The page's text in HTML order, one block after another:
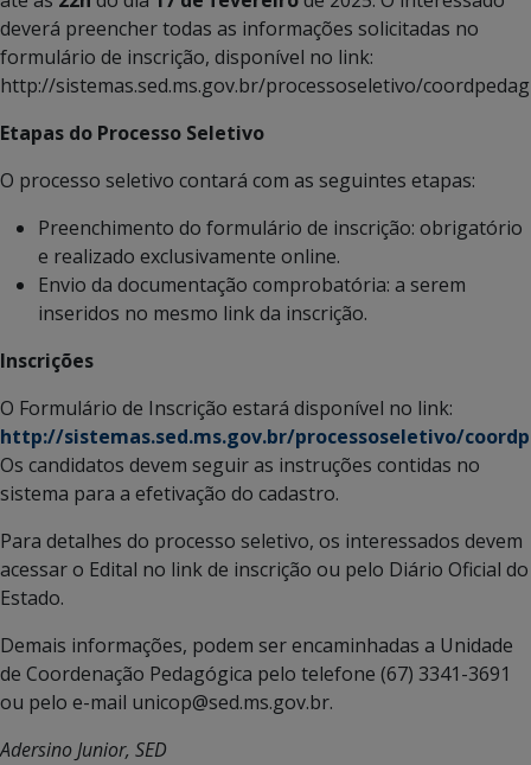
deverá preencher todas as informações solicitadas no
formulário de inscrição, disponível no link:
http://sistemas.sed.ms.gov.br/processoseletivo/
Etapas do Processo Seletivo
O processo seletivo contará com as seguintes etapas:
Preenchimento do formulário de inscrição: obrigatório
e realizado exclusivamente online.
Envio da documentação comprobatória: a serem
inseridos no mesmo link da inscrição.
Inscrições
O Formulário de Inscrição estará disponível no link:
http://sistemas.sed.ms.gov.br/processoseletivo/
Os candidatos devem seguir as instruções contidas no
sistema para a efetivação do cadastro.
Para detalhes do processo seletivo, os interessados devem
acessar o Edital no link de inscrição ou pelo Diário Oficial do
Estado.
Demais informações, podem ser encaminhadas a Unidade
de Coordenação Pedagógica pelo telefone (67) 3341-3691
ou pelo e-mail unicop@sed.ms.gov.br.
Adersino Junior, SED